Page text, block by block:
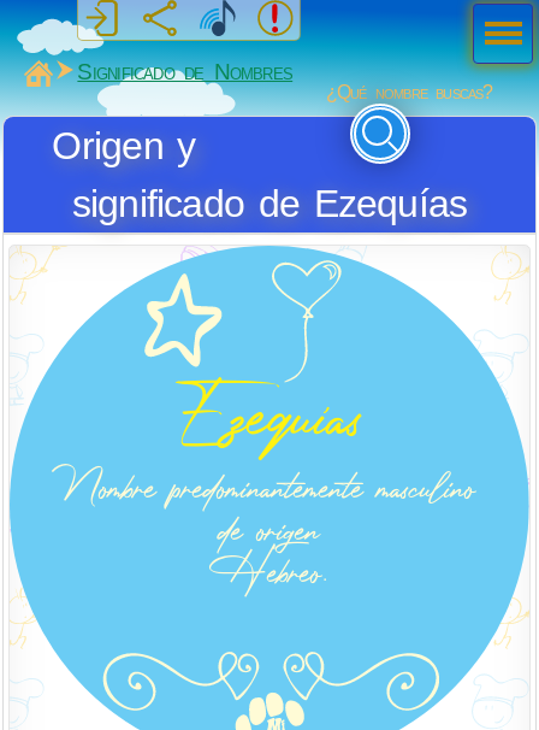
MiSabueso
Significado de Nombres
¿Qué nombre buscas?
Origen y
significado de Ezequías
Men
ú